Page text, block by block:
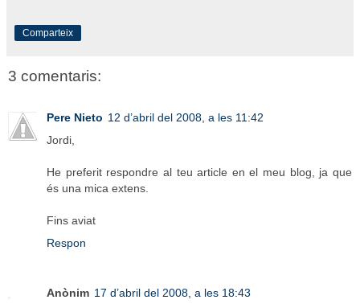
Comparteix
3 comentaris:
Pere Nieto 12 d’abril del 2008, a les 11:42
Jordi,
He preferit respondre al teu article en el meu blog, ja que
és una mica extens.
Fins aviat
Respon
Anònim 17 d’abril del 2008, a les 18:43